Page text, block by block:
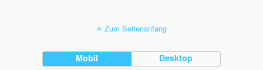
Zum Seitenanfang
Mobil Desktop